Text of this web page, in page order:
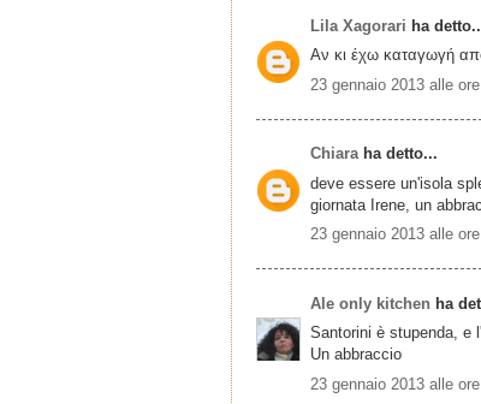
Lila Xagorari ha
Αν κι έχω καταγωγή
23 gennaio 2013 alle ore
Chiara ha detto...
deve essere un'isola
giornata Irene, un
23 gennaio 2013 alle
Ale only kitchen ha
Santorini è stupenda, e
Un abbraccio
23 gennaio 2013 alle